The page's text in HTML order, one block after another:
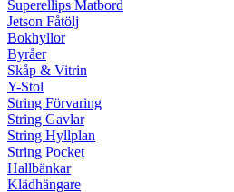
Superellips Matbord
Jetson Fåtölj
Bokhyllor
Byråer
Skåp & Vitrin
Y-Stol
String Förvaring
String Gavlar
String Hyllplan
String Pocket
Hallbänkar
Klädhängare